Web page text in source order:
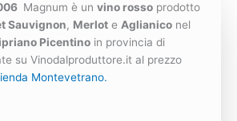
Magnum è un vino rosso prodotto
Sauvignon, Merlot e Aglianico nel
Picentino in provincia di
su Vinodalproduttore.it al prezzo
Montevetrano.